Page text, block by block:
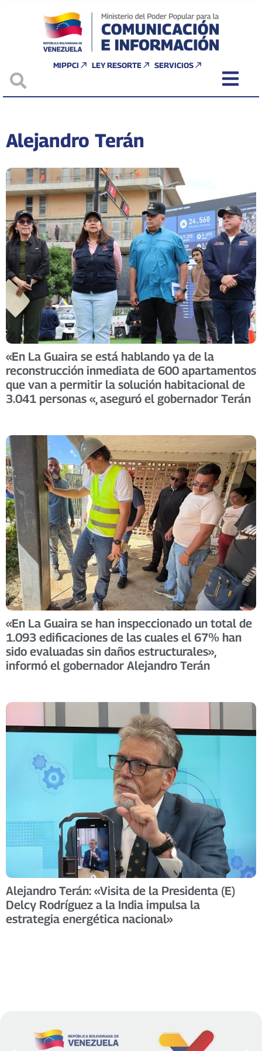
MIPPCI LEY RESORTE SERVICIOS
Alejandro Terán
«En La Guaira se está hablando ya de la
reconstrucción inmediata de 600 apartamentos
que van a permitir la solución habitacional de
3.041 personas «, aseguró el gobernador Terán
«En La Guaira se han inspeccionado un total de
1.093 edificaciones de las cuales el 67% han
sido evaluadas sin daños estructurales»,
informó el gobernador Alejandro Terán
Alejandro Terán: «Visita de la Presidenta (E)
Delcy Rodríguez a la India impulsa la
estrategia energética nacional»